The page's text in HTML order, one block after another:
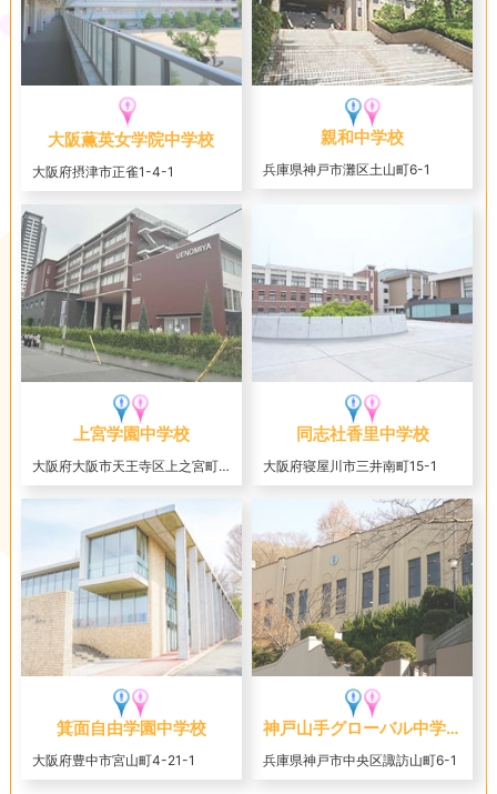
大阪薫英女学院中学校
大阪府摂津市正雀1-4-1
親和中学校
兵庫県神戸市灘区土山町6-1
上宮学園中学校
大阪府大阪市天王寺区上之宮町3-16
同志社香里中学校
大阪府寝屋川市三井南町15-1
箕面自由学園中学校
大阪府豊中市宮山町4-21-1
神戸山手グローバル中学校
兵庫県神戸市中央区諏訪山町6-1